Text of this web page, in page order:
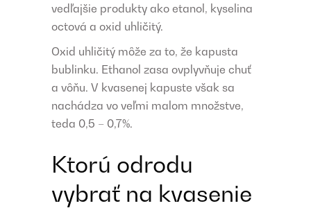
vedľajšie produkty ako etanol, kyselina
octová a oxid uhličitý.
Oxid uhličitý môže za to, že kapusta
bublinku. Ethanol zasa ovplyvňuje chuť
a vôňu. V kvasenej kapuste však sa
nachádza vo veľmi malom množstve,
teda 0,5 – 0,7%.
Ktorú odrodu
vybrať na kvasenie